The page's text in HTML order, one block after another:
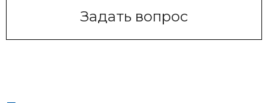
Задать вопрос